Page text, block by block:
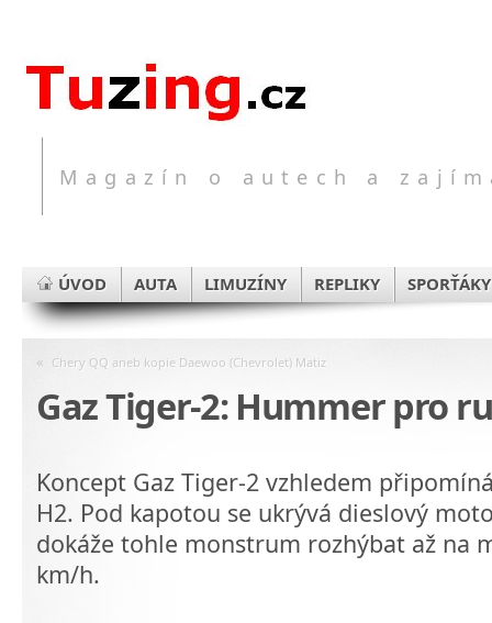
Magazín o autech a
ÚVOD AUTA LIMUZÍNY REPLIKY SPORŤÁKY
« Chery QQ aneb kopie Daewoo (Chevrolet) Matiz
Gaz Tiger-2: Hummer pro
Koncept Gaz Tiger-2 vzhledem
H2. Pod kapotou se ukrývá dieslový
dokáže tohle monstrum rozhýbat až na
km/h.